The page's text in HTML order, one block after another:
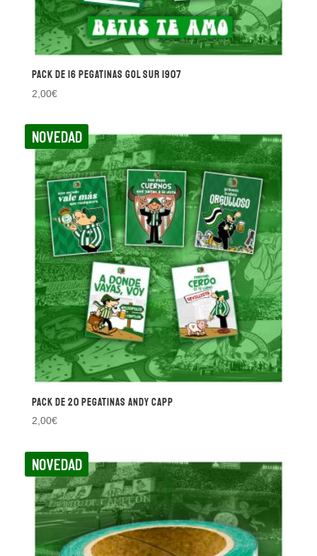
Pack de 16 pegatinas Gol Sur 1907
2,00€
NOVEDAD
Pack de 20 pegatinas Andy Capp
2,00€
NOVEDAD